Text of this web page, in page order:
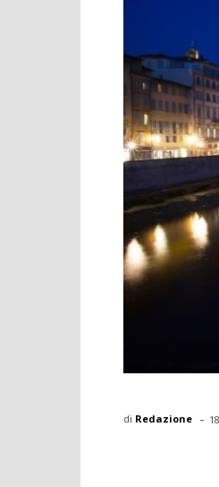
di Redazione -